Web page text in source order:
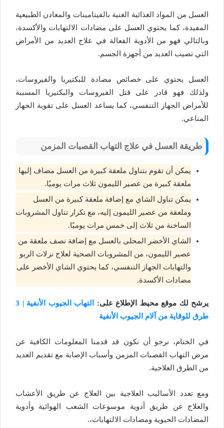
العسل من المواد الغذائية الغنية بالفيتامينات والمعادن الطبيعية
المفيدة، كما يحتوي العسل على مضادات الالتهابات والأكسدة،
وبالتالي فهو من الأدوية الفعالة في علاج العديد من الأمراض
التي تصيب العديد من أجهزة الجسم.
العسل يحتوي على خصائص مضادة للبكتيريا والفيروسات،
ولذلك فهو قادر على قتل الفيروسات والبكتيريا المسببة
للأمراض الجهاز التنفسي، كما يساعد العسل على تقوية الجهاز
المناعي.
طريقة العسل في علاج التهاب القصبات المزمن
يمكن أن تقوم بتناول ملعقة كبيرة من العسل مضاف إليها
ملعقة كبيرة من عصير الليمون ثلاث مرات يوميًا.
يمكن تناول الشاي مع إضافة ملعقة كبيرة من العسل
وملعقة من عصير الليمون إليه، مع تكرار تناول المشروبات
الساخنة من ثلاث إلى خمس مرات يوميًا.
الشاي الأخضر المحلى بالعسل مع إضافة نصف ملعقة من
عصير الليمون، من المشروبات الصحية لعلاج نزلات الربو
والتهابات الجهاز التنفسي، كما يحتوي الشاي الأخضر على
مضادات الأكسدة.
يرشح لك موقع محيط الإطلاع على:
التهاب الجيوب الأنفية | 3
طرق للوقاية من آلام الجيوب الأنفية
في الختام، نرجو أن نكون قد قدمنا المعلومات الكافية عن
مرض التهاب القصبات المزمن وأسباب الإصابة مع تقديم العديد
من الطرق العلاجية.
ومع تعدد الأساليب العلاجية بين العلاج عن طريق الأعشاب
والعلاج عن طريق أدوية موسوعات الشعب الهوائية وأدوية
المضادات الحيوية ومضادات الالتهابات،.